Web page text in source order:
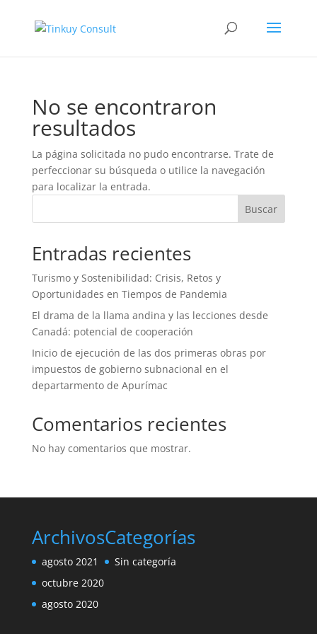
No se encontraron
resultados
La página solicitada no pudo encontrarse. Trate de
perfeccionar su búsqueda o utilice la navegación
para localizar la entrada.
Buscar
Entradas recientes
Turismo y Sostenibilidad: Crisis, Retos y
Oportunidades en Tiempos de Pandemia
El drama de la llama andina y las lecciones desde
Canadá: potencial de cooperación
Inicio de ejecución de las dos primeras obras por
impuestos de gobierno subnacional en el
departarmento de Apurímac
Comentarios recientes
No hay comentarios que mostrar.
Archivos
agosto 2021
octubre 2020
agosto 2020
Categorías
Sin categoría